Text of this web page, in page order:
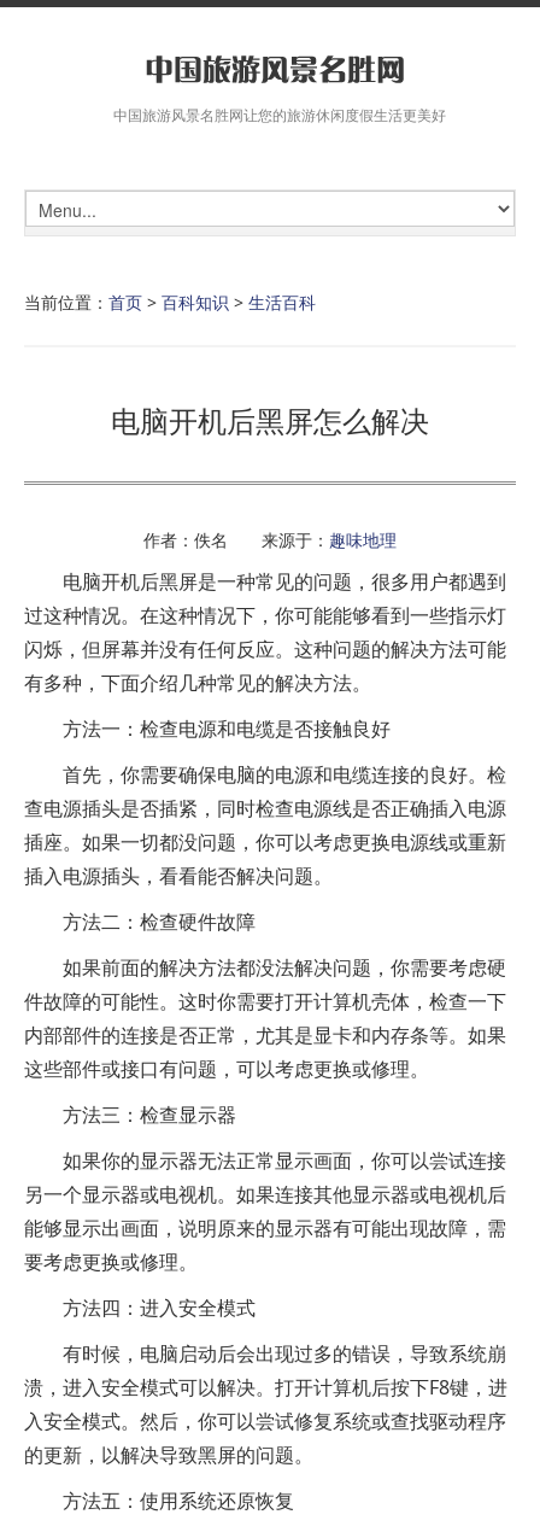
中国旅游风景名胜网让您的旅游休闲度假生活更美好
当前位置： 首页 > 百科知识 > 生活百科
电脑开机后黑屏怎么解决
作者：佚名 来源于： 趣味地理
电脑开机后黑屏是一种常见的问题，很多用户都遇到
过这种情况。在这种情况下，你可能能够看到一些指示灯
闪烁，但屏幕并没有任何反应。这种问题的解决方法可能
有多种，下面介绍几种常见的解决方法。
方法一：检查电源和电缆是否接触良好
首先，你需要确保电脑的电源和电缆连接的良好。检
查电源插头是否插紧，同时检查电源线是否正确插入电源
插座。如果一切都没问题，你可以考虑更换电源线或重新
插入电源插头，看看能否解决问题。
方法二：检查硬件故障
如果前面的解决方法都没法解决问题，你需要考虑硬
件故障的可能性。这时你需要打开计算机壳体，检查一下
内部部件的连接是否正常，尤其是显卡和内存条等。如果
这些部件或接口有问题，可以考虑更换或修理。
方法三：检查显示器
如果你的显示器无法正常显示画面，你可以尝试连接
另一个显示器或电视机。如果连接其他显示器或电视机后
能够显示出画面，说明原来的显示器有可能出现故障，需
要考虑更换或修理。
方法四：进入安全模式
有时候，电脑启动后会出现过多的错误，导致系统崩
溃，进入安全模式可以解决。打开计算机后按下F8键，进
入安全模式。然后，你可以尝试修复系统或查找驱动程序
的更新，以解决导致黑屏的问题。
方法五：使用系统还原恢复